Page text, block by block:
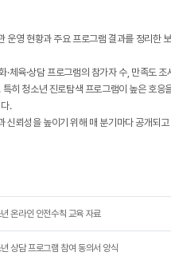
운영 현황과 주요 프로그램 결과를 정리한
·체육·상담 프로그램의 참가자 수, 만족도 조
히 청소년 진로탐색 프로그램이 높은 호응
.
신뢰성을 높이기 위해 매 분기마다 공개되
온라인 안전수칙 교육 자료
상담 프로그램 참여 동의서 양식